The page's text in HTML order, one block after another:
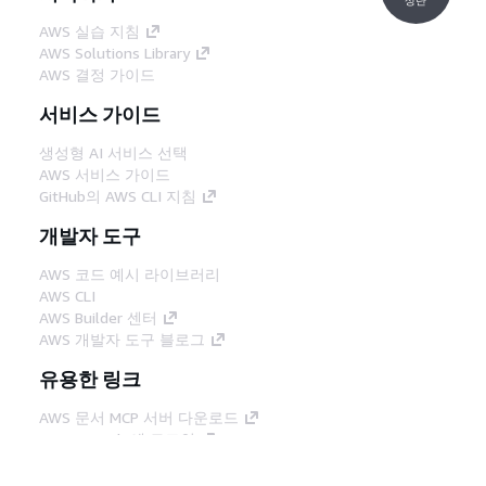
AWS 실습 지침
AWS Solutions Library
AWS 결정 가이드
서비스 가이드
생성형 AI 서비스 선택
AWS 서비스 가이드
GitHub의 AWS CLI 지침
개발자 도구
AWS 코드 예시 라이브러리
AWS CLI
AWS Builder 센터
AWS 개발자 도구 블로그
유용한 링크
AWS 문서 MCP 서버 다운로드
AWS Console에 로그인